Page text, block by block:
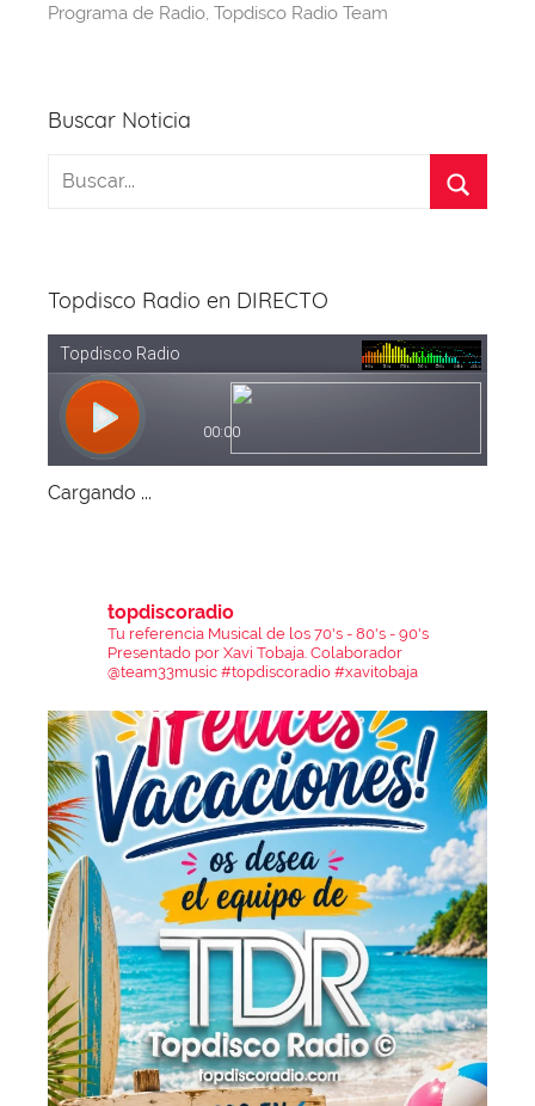
o s
p
m
Programa de Radio, Topdisco Radio Team
Buscar Noticia
Topdisco Radio en DIRECTO
Cargando ...
topdiscoradio
Tu referencia Musical de los 70's - 80's - 90's
Presentado por Xavi Tobaja. Colaborador
@team33music #topdiscoradio #xavitobaja